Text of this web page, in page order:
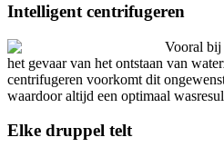
Intelligent centrifugeren
Vooral bij
het gevaar van het ontstaan van
centrifugeren voorkomt dit
waardoor altijd een optimaal
Elke druppel telt